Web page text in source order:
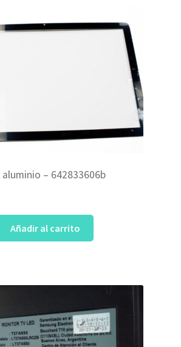
– 642833606b
Añadir al carrito